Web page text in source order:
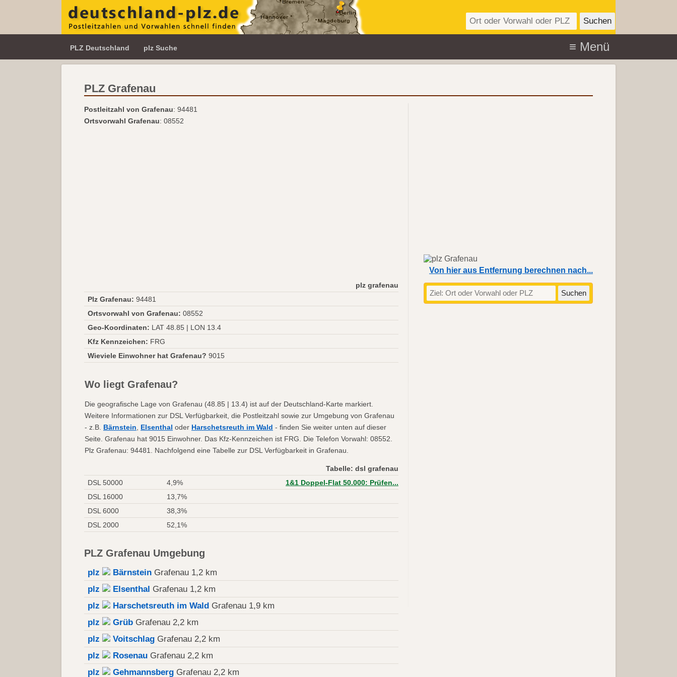
PLZ Deutschland plz Suche
PLZ Grafenau
Postleitzahl von Grafenau: 94481
Ortsvorwahl Grafenau: 08552
plz grafenau
Plz Grafenau: 94481
Ortsvorwahl von Grafenau: 08552
Geo-Koordinaten: LAT 48.85 | LON 13.4
Kfz Kennzeichen: FRG
Wieviele Einwohner hat Grafenau? 9015
Wo liegt Grafenau?
Die geografische Lage von Grafenau (48.85 | 13.4) ist auf der Deutschland-Karte markiert.
Weitere Informationen zur DSL Verfügbarkeit, die Postleitzahl sowie zur Umgebung von Grafenau
- z.B. Bärnstein Elsenthal oder Harschetsreuth im Wald - finden Sie weiter unten auf dieser
Seite. Grafenau hat 9015 Einwohner. Das Kfz-Kennzeichen ist FRG. Die Telefon Vorwahl: 08552.
Plz Grafenau: 94481. Nachfolgend eine Tabelle zur DSL Verfügbarkeit in Grafenau.
Tabelle: dsl grafenau
DSL 50000
4,9%
1&1 Doppel-Flat 50.000: Prüfen...
DSL 16000
13,7%
DSL 6000
38,3%
DSL 2000
52,1%
PLZ Grafenau Umgebung
plz Bärnstein Grafenau 1,2 km
plz
Elsenthal Grafenau 1,2 km
plz
Harschetsreuth im Wald Grafenau 1,9 km
plz
Grüb Grafenau 2,2 km
plz
Voitschlag Grafenau 2,2 km
plz
Rosenau Grafenau 2,2 km
plz
Gehmannsberg Grafenau 2,2 km
Von hier aus Entfernung berechnen nach...